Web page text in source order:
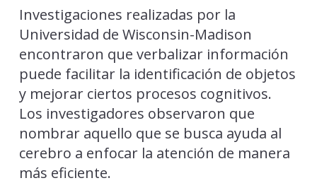
Investigaciones realizadas por la
Universidad de Wisconsin-Madison
encontraron que verbalizar información
puede facilitar la identificación de objetos
y mejorar ciertos procesos cognitivos.
Los investigadores observaron que
nombrar aquello que se busca ayuda al
cerebro a enfocar la atención de manera
más eficiente.